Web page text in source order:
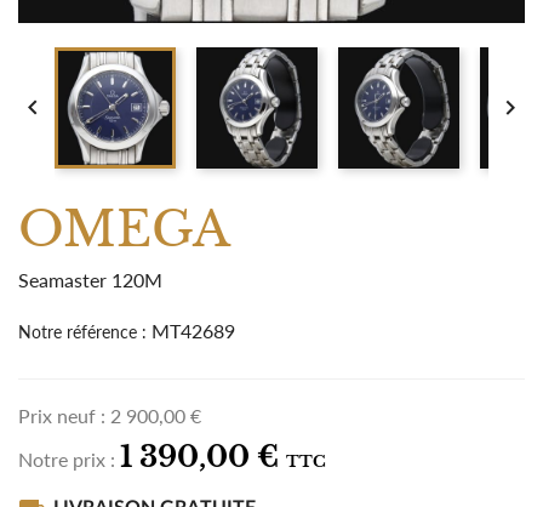
 
OMEGA
Seamaster 120M
Notre référence : MT42689
Prix neuf : 2 900,00 €
Notre prix : 1 390,00 € TTC